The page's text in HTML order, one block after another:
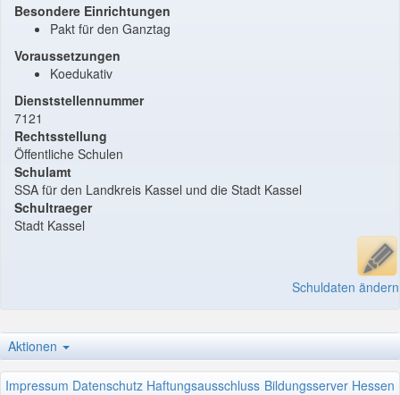
Besondere Einrichtungen
Pakt für den Ganztag
Voraussetzungen
Koedukativ
Dienststellennummer
7121
Rechtsstellung
Öffentliche Schulen
Schulamt
SSA für den Landkreis Kassel und die Stadt Kassel
Schultraeger
Stadt Kassel
Schuldaten ändern
Aktionen
Impressum Datenschutz Haftungsausschluss Bildungsserver Hessen